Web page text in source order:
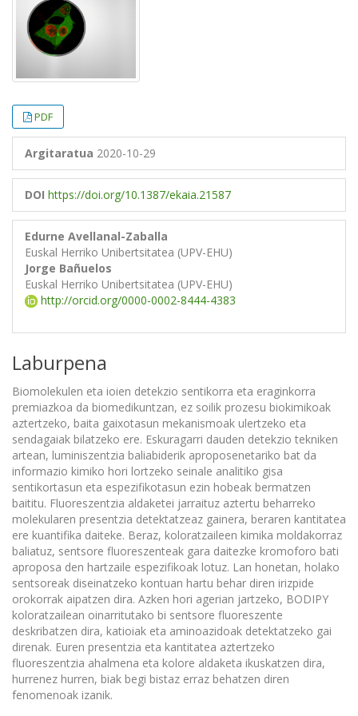
PDF
Argitaratua 2020-10-29
DOI https://doi.org/10.1387/ekaia.21587
Edurne Avellanal-Zaballa
Euskal Herriko Unibertsitatea (UPV-EHU)
Jorge Bañuelos
Euskal Herriko Unibertsitatea (UPV-EHU)
http://orcid.org/0000-0002-8444-4383
Laburpena
Biomolekulen eta ioien detekzio sentikorra eta eraginkorra
premiazkoa da biomedikuntzan, ez soilik prozesu biokimikoak
aztertzeko, baita gaixotasun mekanismoak ulertzeko eta
sendagaiak bilatzeko ere. Eskuragarri dauden detekzio tekniken
artean, luminiszentzia baliabiderik aproposenetariko bat da
informazio kimiko hori lortzeko seinale analitiko gisa
sentikortasun eta espezifikotasun ezin hobeak bermatzen
baititu. Fluoreszentzia aldaketei jarraituz aztertu beharreko
molekularen presentzia detektatzeaz gainera, beraren kantitatea
ere kuantifika daiteke. Beraz, koloratzaileen kimika moldakorraz
baliatuz, sentsore fluoreszenteak gara daitezke kromoforo bati
aproposa den hartzaile espezifikoak lotuz. Lan honetan, holako
sentsoreak diseinatzeko kontuan hartu behar diren irizpide
orokorrak aipatzen dira. Azken hori agerian jartzeko, BODIPY
koloratzailean oinarritutako bi sentsore fluoreszente
deskribatzen dira, katioiak eta aminoazidoak detektatzeko gai
direnak. Euren presentzia eta kantitatea aztertzeko
fluoreszentzia ahalmena eta kolore aldaketa ikuskatzen dira,
hurrenez hurren, biak begi bistaz erraz behatzen diren
fenomenoak izanik.